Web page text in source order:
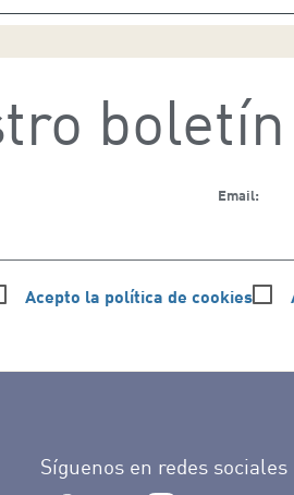
boletín
Email:
Acepto la política de cookies
Síguenos en redes sociales